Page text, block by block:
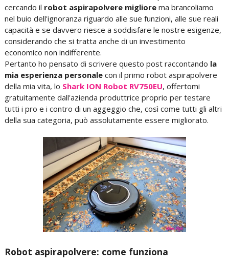
cercando il robot aspirapolvere migliorema brancoliamo
nel buio dell'ignoranza riguardo alle sue funzioni, alle sue reali
capacità e se davvero riesce a soddisfare le nostre esigenze,
considerando che si tratta anche di un investimento
economico non indifferente.
Pertanto ho pensato di scrivere questo post raccontando la
mia esperienza personalecon il primo robot aspirapolvere
della mia vita, lo Shark ION Robot RV750EU, offertomi
gratuitamente dall'azienda produttrice proprio per testare
tutti i pro e i contro di un aggeggio che, così come tutti gli altri
della sua categoria, può assolutamente essere migliorato.
Robot aspirapolvere: come funziona